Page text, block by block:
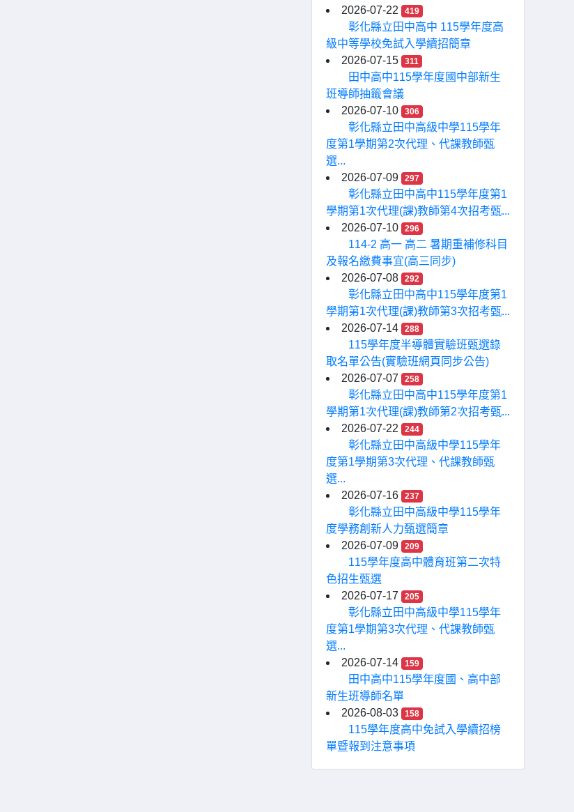
2026-07-22
419
彰化縣立田中高中 115學年度高
級中等學校免試入學續招簡章
2026-07-15
311
田中高中115學年度國中部新生
班導師抽籤會議
2026-07-10
306
彰化縣立田中高級中學115學年
度第1學期第2次代理、代課教師甄
選...
2026-07-09
297
彰化縣立田中高中115學年度第1
學期第1次代理(課)教師第4次招考甄...
2026-07-10
296
114-2 高一 高二 暑期重補修科目
及報名繳費事宜(高三同步)
2026-07-08
292
彰化縣立田中高中115學年度第1
學期第1次代理(課)教師第3次招考甄...
2026-07-14
288
115學年度半導體實驗班甄選錄
取名單公告(實驗班網頁同步公告)
2026-07-07
258
彰化縣立田中高中115學年度第1
學期第1次代理(課)教師第2次招考甄...
2026-07-22
244
彰化縣立田中高級中學115學年
度第1學期第3次代理、代課教師甄
選...
2026-07-16
237
彰化縣立田中高級中學115學年
度學務創新人力甄選簡章
2026-07-09
209
115學年度高中體育班第二次特
色招生甄選
2026-07-17
205
彰化縣立田中高級中學115學年
度第1學期第3次代理、代課教師甄
選...
2026-07-14
159
田中高中115學年度國、高中部
新生班導師名單
2026-08-03
158
115學年度高中免試入學續招榜
單暨報到注意事項